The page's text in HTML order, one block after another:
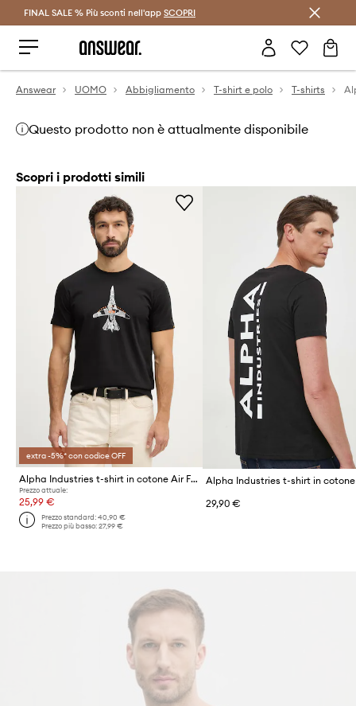
Risparmia con Answear Club >
FINAL SALE % Più sconti nell'app SCOPRI
Answear UOMO Abbigliamento T-shirt e polo T-shirts
Questo prodotto non è attualmente disponibile
Scopri i prodotti simili
extra -5%* con codice OFF
Alpha Industries t-shirt in cotone Air Force Sketch
Prezzo attuale:
25,99 €
Prezzo standard:40,90 €
Prezzo più basso:27,99 €
29,90 €